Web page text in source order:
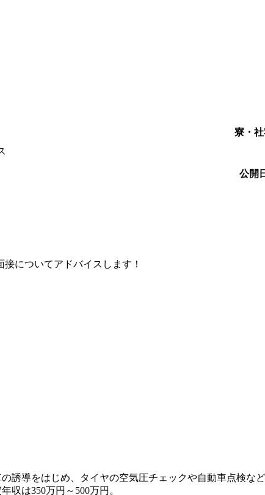
についてアドバイスします！
寮・
公開
誘導をはじめ、タイヤの空気圧チェックや自動車点検な
収は350万円～500万円。